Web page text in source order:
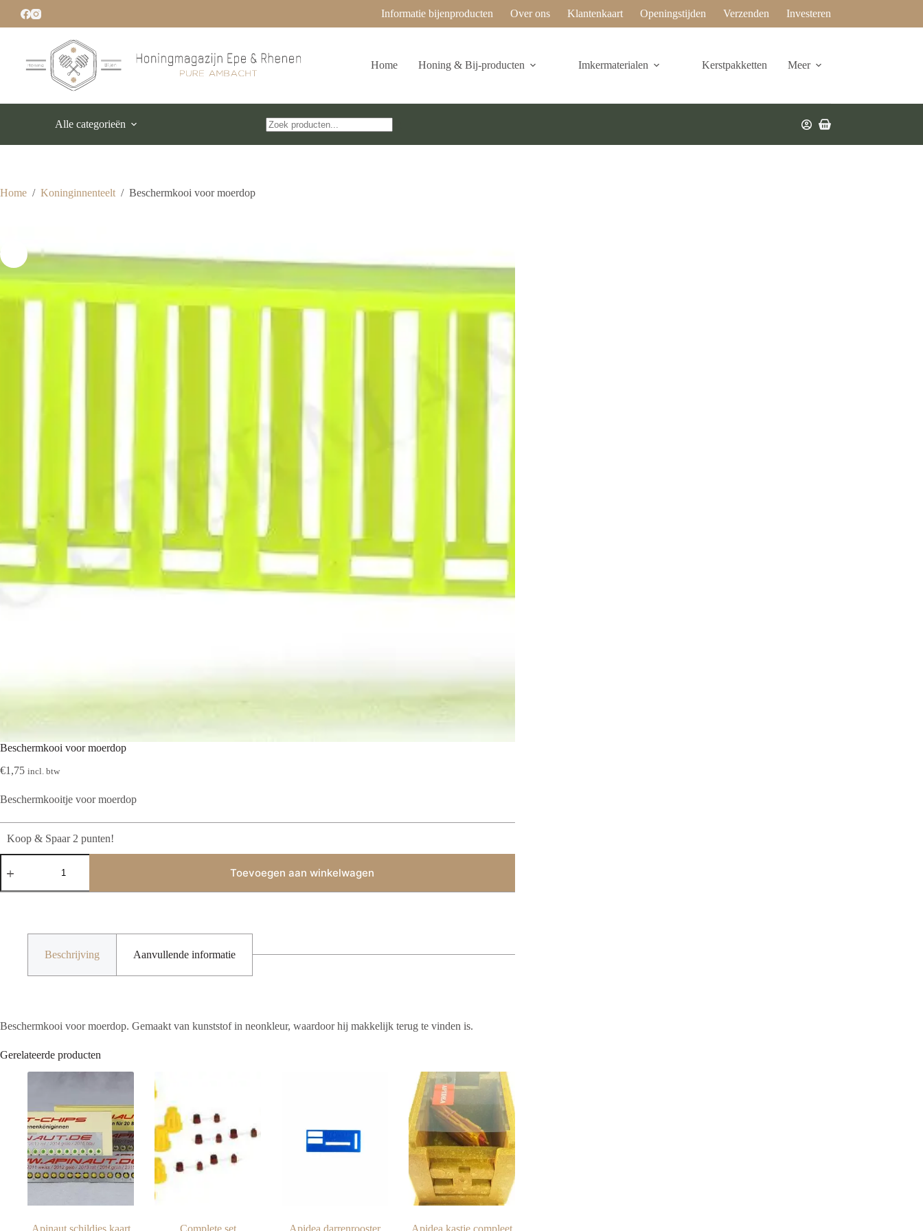
de
Informatie bijenproducten Over ons Klantenkaart Openingstijden Verzenden Investeren
Home Honing & Bij-producten Imkermaterialen Kerstpakketten Meer
Alle categorieën
Winkelwagen
Home / Koninginnenteelt / Beschermkooi voor moerdop
Beschermkooi voor moerdop
€1,75 incl. btw
Beschermkooitje voor moerdop
Koop & Spaar 2 punten!
Beschermkooi
voor
aantal
Toevoegen aan winkelwagen
Beschrijving Aanvullende informatie
Beschermkooi voor moerdop. Gemaakt van kunststof in neonkleur, waardoor hij makkelijk terug te vinden is.
Gerelateerde producten
Apinaut schildjes kaart
Complete set
Apidea darrenrooster
Apidea kastje compleet